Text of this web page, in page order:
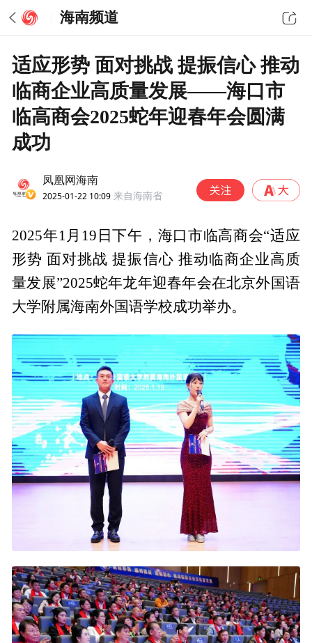
海南频道
适应形势 面对挑战 提振信心 推动
临商企业高质量发展——海口市
临高商会2025蛇年迎春年会圆满
成功
凤凰网海南
2025-01-22 10:09 来自海南省
2025年1月19日下午，海口市临高商会“适应
形势 面对挑战 提振信心 推动临商企业高质
量发展”2025蛇年龙年迎春年会在北京外国语
大学附属海南外国语学校成功举办。